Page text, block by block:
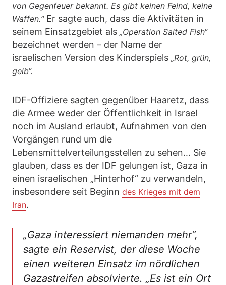
von Gegenfeuer bekannt. Es gibt keinen Feind, keine
Waffen.“ Er sagte auch, dass die Aktivitäten in
seinem Einsatzgebiet als „Operation Salted Fish“
bezeichnet werden – der Name der
israelischen Version des Kinderspiels „Rot, grün,
gelb“.
IDF-Offiziere sagten gegenüber Haaretz, dass
die Armee weder der Öffentlichkeit in Israel
noch im Ausland erlaubt, Aufnahmen von den
Vorgängen rund um die
Lebensmittelverteilungsstellen zu sehen… Sie
glauben, dass es der IDF gelungen ist, Gaza in
einen israelischen „Hinterhof“ zu verwandeln,
insbesondere seit Beginn des Krieges mit dem
Iran.
„Gaza interessiert niemanden mehr“,
sagte ein Reservist, der diese Woche
einen weiteren Einsatz im nördlichen
Gazastreifen absolvierte. „Es ist ein Ort